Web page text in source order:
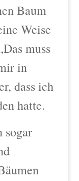
Baum
Weise
muss
in
dass ich
hatte.
sogar